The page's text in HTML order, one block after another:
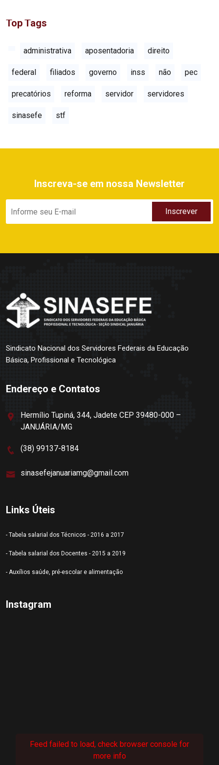
Top Tags
administrativa aposentadoria direito
federal filiados governo inss não pec
precatórios reforma servidor servidores
sinasefe stf
Inscreva-se em nossa Newsletter
Sindicato Nacional dos Servidores Federais da Educação
Básica, Profissional e Tecnológica
Endereço e Contatos
Hermílio Tupiná, 344, Jadete CEP 39480-000 –
JANUÁRIA/MG
(38) 99137-8184
sinasefejanuariamg@gmail.com
Links Úteis
- Tabela salarial dos Técnicos - 2016 a 2017
- Tabela salarial dos Docentes - 2015 a 2019
- Auxílios saúde, pré-escolar e alimentação
Instagram
Feed failed to load, check browser console for
more info